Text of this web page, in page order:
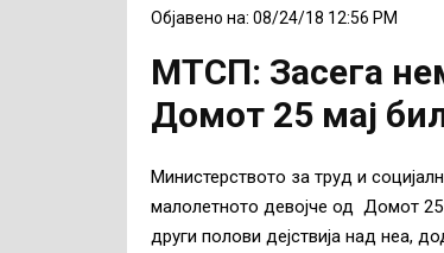
Објавено на: 08/24/18 12:56 PM
МТСП: Засега
Домот 25 мај
Министерството за труд и
малолетното девојче од Домот 25
други полови дејствија над неа,